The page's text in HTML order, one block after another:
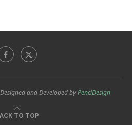
and Developed byPenciDesign
TO TOP